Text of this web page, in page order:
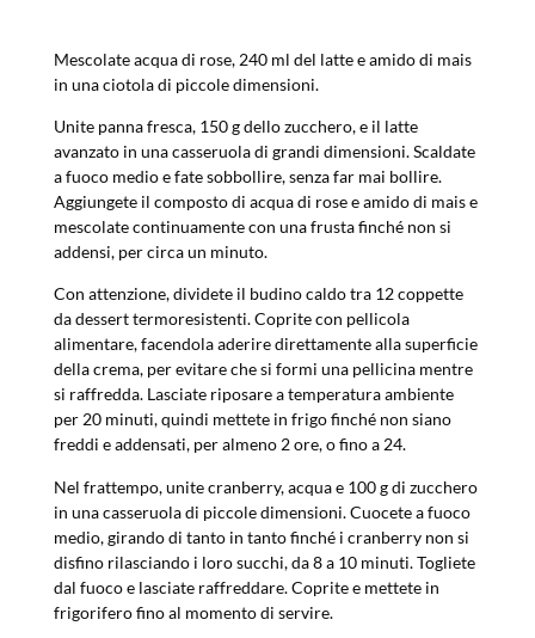
Mescolate acqua di rose, 240 ml del latte e amido di mais
in una ciotola di piccole dimensioni.
Unite panna fresca, 150 g dello zucchero, e il latte
avanzato in una casseruola di grandi dimensioni. Scaldate
a fuoco medio e fate sobbollire, senza far mai bollire.
Aggiungete il composto di acqua di rose e amido di mais e
mescolate continuamente con una frusta finché non si
addensi, per circa un minuto.
Con attenzione, dividete il budino caldo tra 12 coppette
da dessert termoresistenti. Coprite con pellicola
alimentare, facendola aderire direttamente alla superficie
della crema, per evitare che si formi una pellicina mentre
si raffredda. Lasciate riposare a temperatura ambiente
per 20 minuti, quindi mettete in frigo finché non siano
freddi e addensati, per almeno 2 ore, o fino a 24.
Nel frattempo, unite cranberry, acqua e 100 g di zucchero
in una casseruola di piccole dimensioni. Cuocete a fuoco
medio, girando di tanto in tanto finché i cranberry non si
disfino rilasciando i loro succhi, da 8 a 10 minuti. Togliete
dal fuoco e lasciate raffreddare. Coprite e mettete in
frigorifero fino al momento di servire.